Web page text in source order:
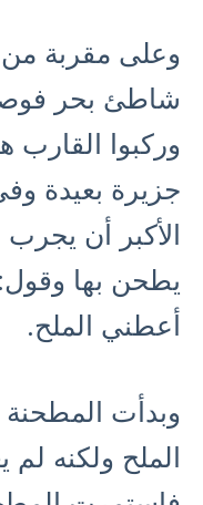
وعلى مقربة من
شاطئ بحر
وركبوا القارب
جزيرة بعيدة
الأكبر أن يجرب
يطحن بها
أعطني الملح.
وبدأت المطحنة
الملح ولكنه لم